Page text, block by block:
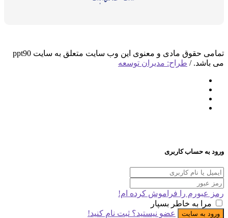
تمامی حقوق مادی و معنوی این وب سایت متعلق به سایت ppt90
/ طراح: مدیران توسعه
حساب کاربری
را فراموش کرده ام!
به خاطر بسپار
سایت عضو نیستید؟ ثبت نام کنید!